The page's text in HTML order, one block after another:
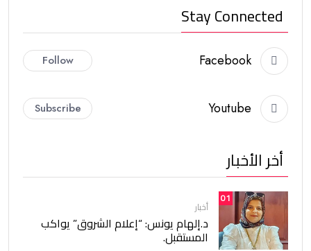
Stay Connected
Facebook
Follow
Youtube
Subscribe
أخر الأخبار
01
أخبار
د.إلهام يونس: “إعلام الشروق” يواكب
المستقبل.